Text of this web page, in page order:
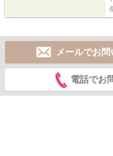
メールでお
電話でお